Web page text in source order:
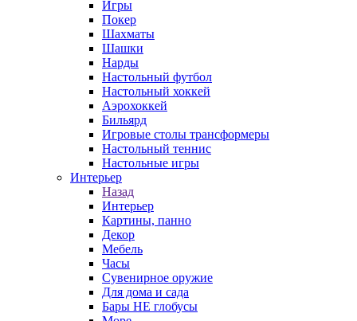
Игры
Покер
Шахматы
Шашки
Нарды
Настольный футбол
Настольный хоккей
Аэрохоккей
Бильярд
Игровые столы трансформеры
Настольный теннис
Настольные игры
Интерьер
Назад
Интерьер
Картины, панно
Декор
Мебель
Часы
Сувенирное оружие
Для дома и сада
Бары НЕ глобусы